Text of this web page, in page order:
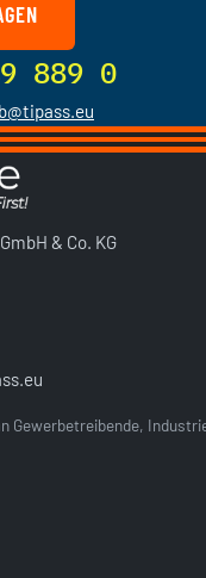
889 0
& Co. KG
Gewerbetreibende,